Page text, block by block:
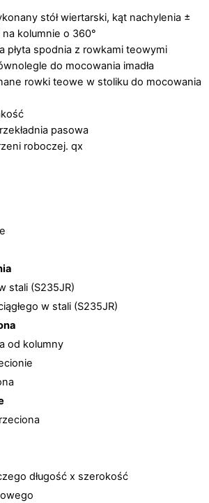
stół wiertarski, kąt nachylenia ±
kolumnie o 360°
płyta spodnia z rowkami teowymi
do mocowania imadła
rowki teowe w stoliku do mocowania
pasowa
roboczej. qx
stali (S235JR)
w stali (S235JR)
od kolumny
długość x szerokość